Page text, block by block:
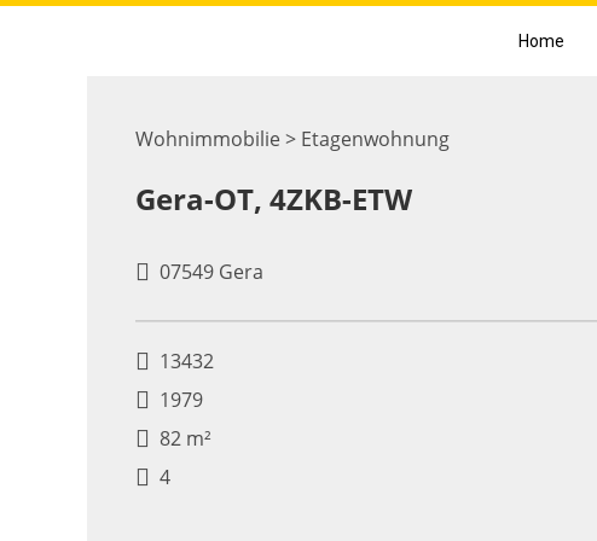
Home
Wohnimmobilie > Etagenwohnung
Gera-OT, 4ZKB-ETW
07549 Gera
13432
1979
82 m²
4